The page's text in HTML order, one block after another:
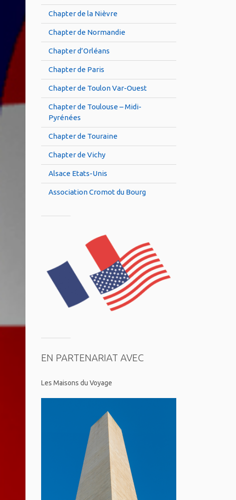
Chapter de la Nièvre
Chapter de Normandie
Chapter d’Orléans
Chapter de Paris
Chapter de Toulon Var-Ouest
Chapter de Toulouse – Midi-
Pyrénées
Chapter de Touraine
Chapter de Vichy
Alsace Etats-Unis
Association Cromot du Bourg
EN PARTENARIAT AVEC
Les Maisons du Voyage